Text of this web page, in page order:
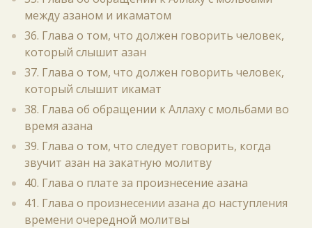
между азаном и икаматом
36. Глава о том, что должен говорить человек,
который слышит азан
37. Глава о том, что должен говорить человек,
который слышит икамат
38. Глава об обращении к Аллаху с мольбами во
время азана
39. Глава о том, что следует говорить, когда
звучит азан на закатную молитву
40. Глава о плате за произнесение азана
41. Глава о произнесении азана до наступления
времени очередной молитвы